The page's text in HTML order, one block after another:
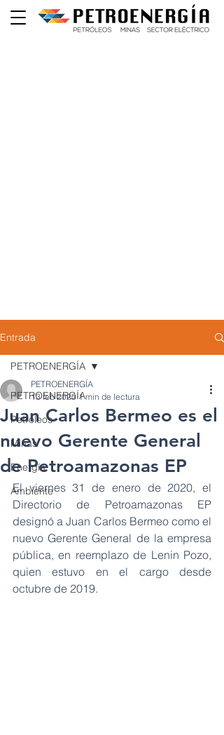
Entrada
PETROENERGÍA
Petróleos
Minas
Energía
Ambiente
PETROENERGÍA
Juan Carlos Bermeo es el
nuevo Gerente General
de Petroamazonas EP
PETROENERGÍA
13 feb 2020 1 min de lectura
El viernes 31 de enero de 2020, el
Directorio de Petroamazonas EP
designó a Juan Carlos Bermeo como el
nuevo Gerente General de la empresa
pública, en reemplazo de Lenin Pozo,
quien estuvo en el cargo desde
octubre de 2019.